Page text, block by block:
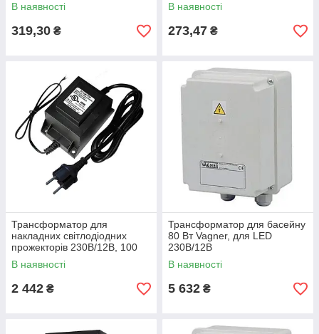
В наявності
319,30 ₴
В наявності
273,47 ₴
Трансформатор для
накладних світлодіодних
прожекторів 230В/12В, 100
Вт, для LED, Falcon
В наявності
2 442 ₴
Трансформатор для басейну
80 Вт Vagner, для LED
230В/12В
В наявності
5 632 ₴